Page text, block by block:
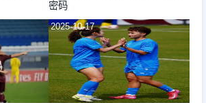
密码
2025-10-17